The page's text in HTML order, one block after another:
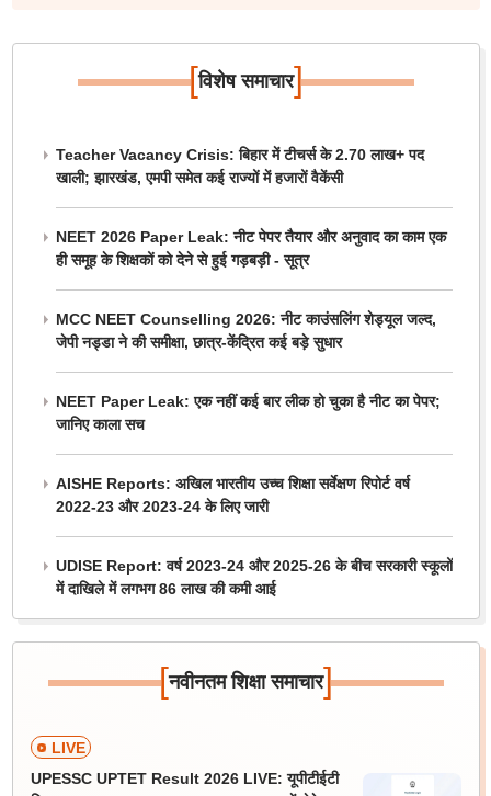
[विशेष समाचार]
Teacher Vacancy Crisis: बिहार में टीचर्स के 2.70 लाख+ पद
खाली; झारखंड, एमपी समेत कई राज्यों में हजारों वैकेंसी
NEET 2026 Paper Leak: नीट पेपर तैयार और अनुवाद का काम एक
ही समूह के शिक्षकों को देने से हुई गड़बड़ी - सूत्र
MCC NEET Counselling 2026: नीट काउंसलिंग शेड्यूल जल्द,
जेपी नड्डा ने की समीक्षा, छात्र-केंद्रित कई बड़े सुधार
NEET Paper Leak: एक नहीं कई बार लीक हो चुका है नीट का पेपर;
जानिए काला सच
AISHE Reports: अखिल भारतीय उच्च शिक्षा सर्वेक्षण रिपोर्ट वर्ष
2022-23 और 2023-24 के लिए जारी
UDISE Report: वर्ष 2023-24 और 2025-26 के बीच सरकारी स्कूलों
में दाखिले में लगभग 86 लाख की कमी आई
[नवीनतम शिक्षा समाचार]
LIVE
UPESSC UPTET Result 2026 LIVE: यूपीटीईटी